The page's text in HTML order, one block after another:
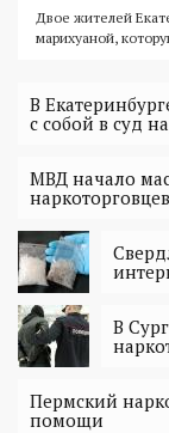
Двое жителей
марихуаной,
В
с собой в суд
МВД начало
наркоторговцев
В
Пермский
помощи